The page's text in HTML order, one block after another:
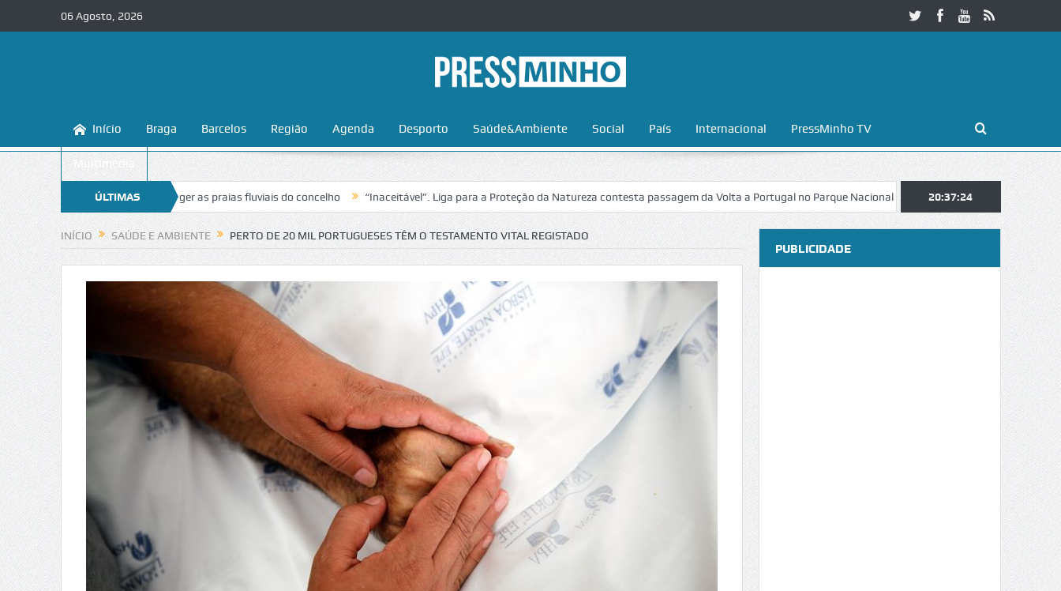
06 Agosto, 2026
Início Braga Barcelos Região Agenda Desporto Saúde&Ambiente Social País Internacional PressMinho TV
Multimédia
ÚLTIMAS
NOTÍCIAS
a conhecer e proteger as praias fluviais do concelho “Inaceitável”. Liga para a Proteção da Natureza contesta passagem da Volta a Portugal no Parque Nacional da Peneda-Gerês Esposende.
20:37:25
INÍCIO SAÚDE E AMBIENTE PERTO DE 20 MIL PORTUGUESES TÊM O TESTAMENTO VITAL REGISTADO
PUBLICIDADE